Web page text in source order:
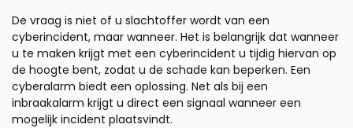
De vraag is niet of u slachtoffer wordt van een
cyberincident, maar wanneer. Het is belangrijk dat wanneer
u te maken krijgt met een cyberincident u tijdig hiervan op
de hoogte bent, zodat u de schade kan beperken. Een
cyberalarm biedt een oplossing. Net als bij een
inbraakalarm krijgt u direct een signaal wanneer een
mogelijk incident plaatsvindt.